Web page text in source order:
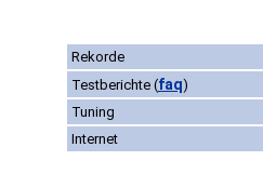
Rekorde
Testberichte (faq)
Tuning
Internet